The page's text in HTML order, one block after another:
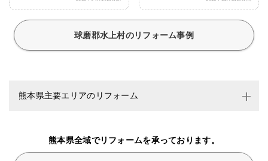
球磨郡水上村のリフォーム事例
熊本県主要エリアのリフォーム
熊本県全域でリフォームを承っております。